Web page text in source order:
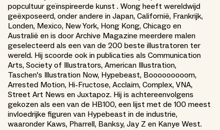
popcultuur geïnspireerde kunst . Wong heeft wereldwijd
geëxposeerd, onder andere in Japan, Californië, Frankrijk,
Londen, Mexico, New York, Hong Kong, Chicago en
Australië en is door Archive Magazine meerdere malen
geselecteerd als een van de 200 beste illustratoren ter
wereld. Hij scoorde ook in publicaties als Communication
Arts, Society of Illustrators, American Illustration,
Taschen's Illustration Now, Hypebeast, Booooooooom,
Arrested Motion, Hi-Fructose, Acclaim, Complex, VNA,
Street Art News en Juxtapoz. Hij is achtereenvolgens
gekozen als een van de HB100, een lijst met de 100 meest
invloedrijke figuren van Hypebeast in de industrie,
waaronder Kaws, Pharrell, Banksy, Jay Z en Kanye West.